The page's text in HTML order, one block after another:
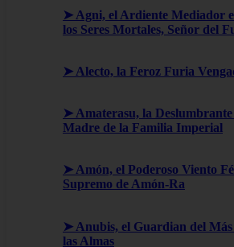
➤ Agni, el Ardiente Mediador
los Seres Mortales, Señor del
➤ Alecto, la Feroz Furia
➤ Amaterasu, la
Madre de la Familia Imperial
➤ Amón, el Poderoso Viento
Supremo de Amón-Ra
➤ Anubis, el Guardian del
las Almas